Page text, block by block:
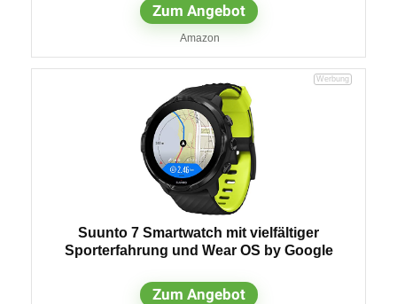
Zum Angebot
Amazon
Suunto 7 Smartwatch mit vielfältiger
Sporterfahrung und Wear OS by Google
Zum Angebot